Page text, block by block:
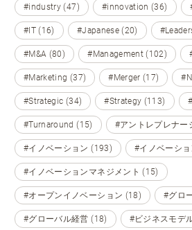
#industry (47) #innovation (36)
#IT (16) #Japanese (20)
#M&A (80) #Management (102)
#Marketing (37) #Merger (17)
#Strategic (34) #Strategy (113)
#Turnaround (15) #アントレプレナー
#イノベーション (193) #イノベーシ
#イノベーションマネジメント (15)
#オープンイノベーション (18) #グロ
#グローバル経営 (18) #ビジネスモデ